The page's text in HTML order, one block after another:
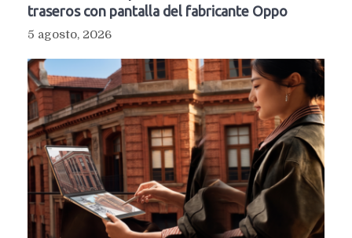
traseros con pantalla del fabricante Oppo
5 agosto, 2026